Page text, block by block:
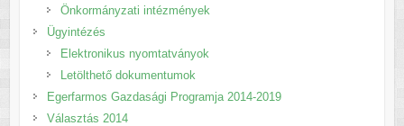
Önkormányzati intézmények
Ügyintézés
Elektronikus nyomtatványok
Letölthető dokumentumok
Egerfarmos Gazdasági Programja 2014-2019
Választás 2014